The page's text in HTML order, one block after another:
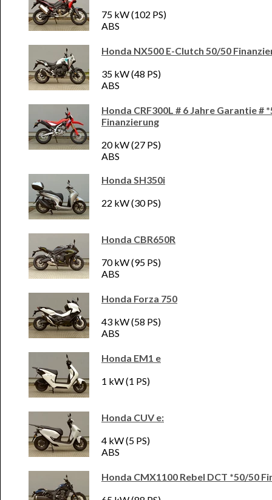
75 kW (102 PS)
ABS
Honda NX500 E-Clutch 50/50
35 kW (48 PS)
ABS
Honda CRF300L # 6 Jahre Garantie #
Finanzierung
20 kW (27 PS)
ABS
Honda SH350i
22 kW (30 PS)
Honda CBR650R
70 kW (95 PS)
ABS
Honda Forza 750
43 kW (58 PS)
ABS
Honda EM1 e
1 kW (1 PS)
Honda CUV e:
4 kW (5 PS)
ABS
Honda CMX1100 Rebel DCT *50/50